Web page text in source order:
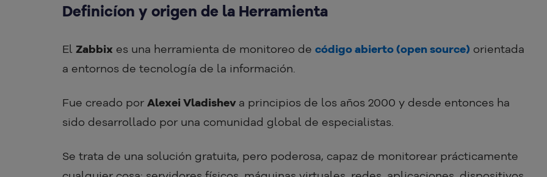
Definicíon y origen de la Herramienta
El Zabbix es una herramienta de monitoreo de código abierto (open source) orientada
a entornos de tecnología de la información.
Fue creado por Alexei Vladishev a principios de los años 2000 y desde entonces ha
sido desarrollado por una comunidad global de especialistas.
Se trata de una solución gratuita, pero poderosa, capaz de monitorear prácticamente